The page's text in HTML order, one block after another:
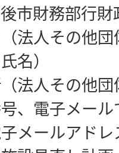
市財務部行
法人その他
名）
法人その他
、電子メー
メールアドレ